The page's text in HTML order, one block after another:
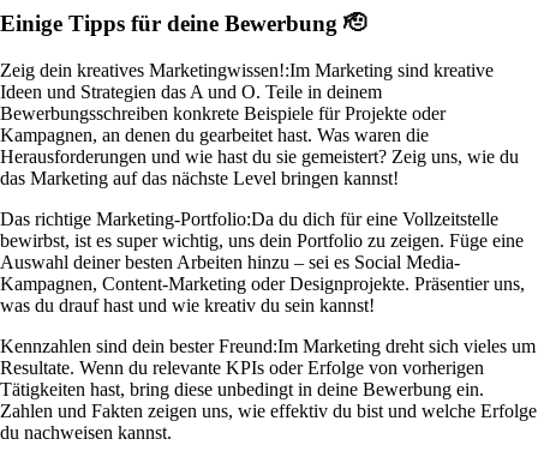
Einige Tipps für deine Bewerbung 🫡
Zeig dein kreatives Marketingwissen!:Im Marketing sind kreative
Ideen und Strategien das A und O. Teile in deinem
Bewerbungsschreiben konkrete Beispiele für Projekte oder
Kampagnen, an denen du gearbeitet hast. Was waren die
Herausforderungen und wie hast du sie gemeistert? Zeig uns, wie du
das Marketing auf das nächste Level bringen kannst!
Das richtige Marketing-Portfolio:Da du dich für eine Vollzeitstelle
bewirbst, ist es super wichtig, uns dein Portfolio zu zeigen. Füge eine
Auswahl deiner besten Arbeiten hinzu – sei es Social Media-
Kampagnen, Content-Marketing oder Designprojekte. Präsentier uns,
was du drauf hast und wie kreativ du sein kannst!
Kennzahlen sind dein bester Freund:Im Marketing dreht sich vieles um
Resultate. Wenn du relevante KPIs oder Erfolge von vorherigen
Tätigkeiten hast, bring diese unbedingt in deine Bewerbung ein.
Zahlen und Fakten zeigen uns, wie effektiv du bist und welche Erfolge
du nachweisen kannst.